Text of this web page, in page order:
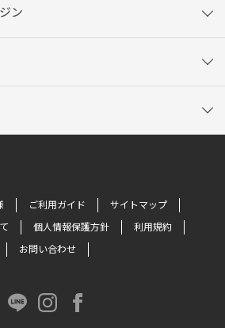
ン
ご利用ガイド
サイトマップ
個人情報保護方針
利用規約
お問い合わせ